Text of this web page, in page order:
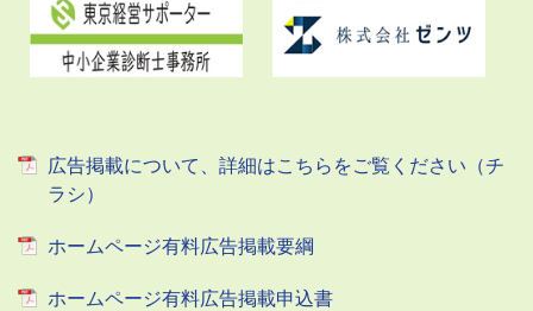
広告掲載について、詳細はこちらをご覧ください（チ
ラシ）
ホームページ有料広告掲載要綱
ホームページ有料広告掲載申込書